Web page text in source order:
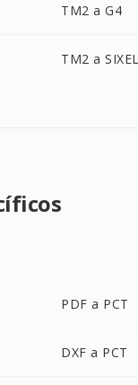
TM2 a G4
TM2 a
PDF a PCT
DXF a PCT